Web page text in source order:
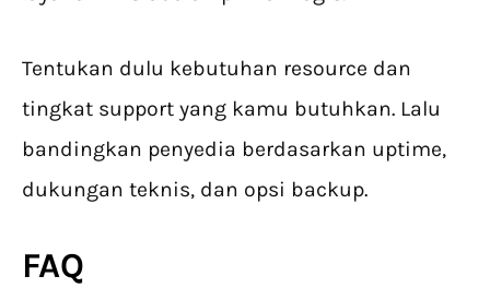
Tentukan dulu kebutuhan resource dan
tingkat support yang kamu butuhkan. Lalu
bandingkan penyedia berdasarkan uptime,
dukungan teknis, dan opsi backup.
FAQ